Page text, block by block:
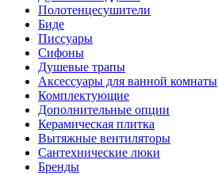
Полотенцесушители
Биде
Писсуары
Сифоны
Душевые трапы
Аксессуары для ванной комнаты
Комплектующие
Дополнительные опции
Керамическая плитка
Вытяжные вентиляторы
Сантехнические люки
Бренды